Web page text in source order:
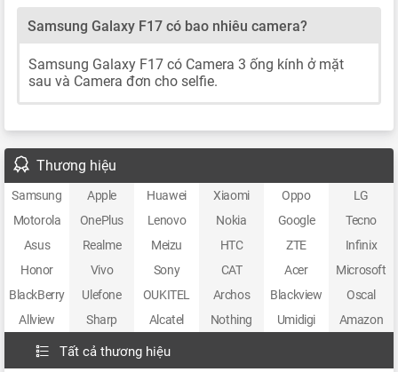
Samsung Galaxy F17 có bao nhiêu camera?
Samsung Galaxy F17 có Camera 3 ống kính ở mặt
sau và Camera đơn cho selfie.
Thương hiệu
Samsung Apple Huawei Xiaomi Oppo
LG
Motorola
OnePlus Lenovo Nokia Google
Tecno
Asus
Realme Meizu HTC ZTE
Infinix
Honor
Vivo Sony CAT Acer
Microsoft
BlackBerry
Ulefone OUKITEL Archos Blackview
Oscal
Allview
Sharp Alcatel Nothing Umidigi Amazon
Tất cả thương hiệu